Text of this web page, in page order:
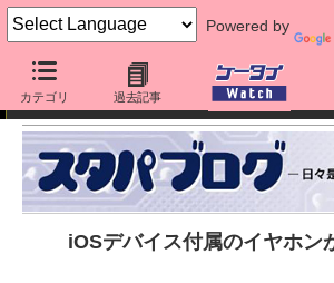
Powered by
カテゴリ 過去記事
スタパ齋藤の「スタパブログ」
iOSデバイス付属のイヤホン